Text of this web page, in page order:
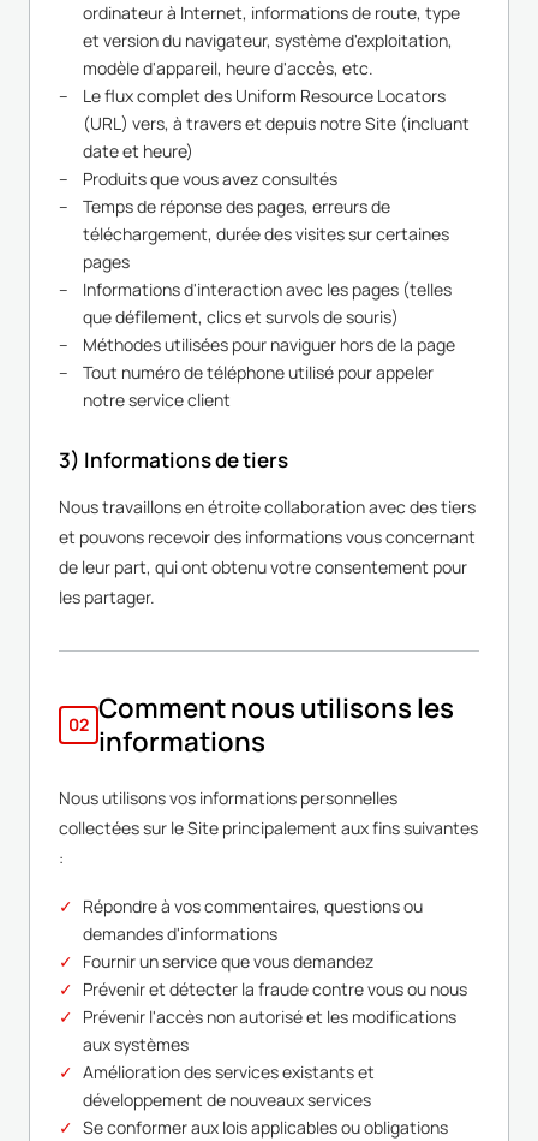
ordinateur à Internet, informations de route, type
et version du navigateur, système d'exploitation,
modèle d'appareil, heure d'accès, etc.
Le flux complet des Uniform Resource Locators
(URL) vers, à travers et depuis notre Site (incluant
date et heure)
Produits que vous avez consultés
Temps de réponse des pages, erreurs de
téléchargement, durée des visites sur certaines
pages
Informations d'interaction avec les pages (telles
que défilement, clics et survols de souris)
Méthodes utilisées pour naviguer hors de la page
Tout numéro de téléphone utilisé pour appeler
notre service client
3) Informations de tiers
Nous travaillons en étroite collaboration avec des tiers
et pouvons recevoir des informations vous concernant
de leur part, qui ont obtenu votre consentement pour
les partager.
02 Comment nous utilisons les
informations
Nous utilisons vos informations personnelles
collectées sur le Site principalement aux fins suivantes
:
Répondre à vos commentaires, questions ou
demandes d'informations
Fournir un service que vous demandez
Prévenir et détecter la fraude contre vous ou nous
Prévenir l'accès non autorisé et les modifications
aux systèmes
Amélioration des services existants et
développement de nouveaux services
Se conformer aux lois applicables ou obligations